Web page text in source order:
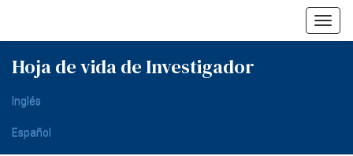
Hoja de vida de Investigador
Inglés
Español